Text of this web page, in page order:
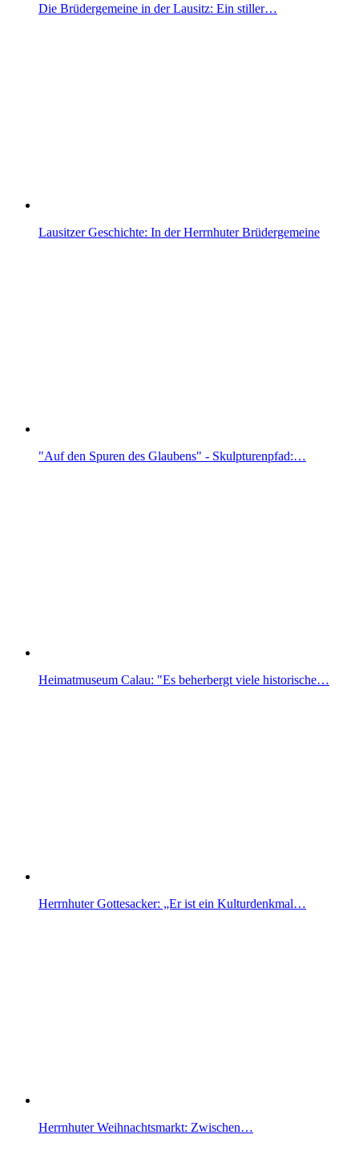
Die Brüdergemeine in der Lausitz: Ein stiller…
Lausitzer Geschichte: In der Herrnhuter Brüdergemeine
"Auf den Spuren des Glaubens" - Skulpturenpfad:…
Heimatmuseum Calau: "Es beherbergt viele historische…
Herrnhuter Gottesacker: „Er ist ein Kulturdenkmal…
Herrnhuter Weihnachtsmarkt: Zwischen…